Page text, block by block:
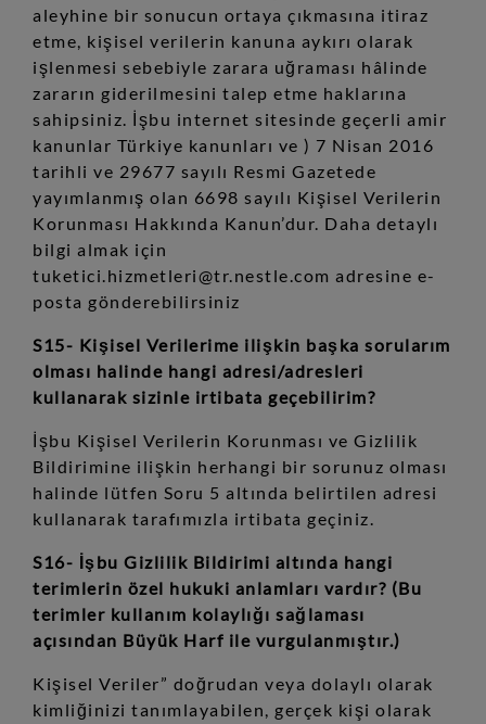
aleyhine bir sonucun ortaya çıkmasına itiraz
etme, kişisel verilerin kanuna aykırı olarak
işlenmesi sebebiyle zarara uğraması hâlinde
zararın giderilmesini talep etme haklarına
sahipsiniz. İşbu internet sitesinde geçerli amir
kanunlar Türkiye kanunları ve ) 7 Nisan 2016
tarihli ve 29677 sayılı Resmi Gazetede
yayımlanmış olan 6698 sayılı Kişisel Verilerin
Korunması Hakkında Kanun’dur. Daha detaylı
bilgi almak için
tuketici.hizmetleri@tr.nestle.com adresine e-
posta gönderebilirsiniz
S15- Kişisel Verilerime ilişkin başka sorularım
olması halinde hangi adresi/adresleri
kullanarak sizinle irtibata geçebilirim?
İşbu Kişisel Verilerin Korunması ve Gizlilik
Bildirimine ilişkin herhangi bir sorunuz olması
halinde lütfen Soru 5 altında belirtilen adresi
kullanarak tarafımızla irtibata geçiniz.
S16- İşbu Gizlilik Bildirimi altında hangi
terimlerin özel hukuki anlamları vardır? (Bu
terimler kullanım kolaylığı sağlaması
açısından Büyük Harf ile vurgulanmıştır.)
Kişisel Veriler” doğrudan veya dolaylı olarak
kimliğinizi tanımlayabilen, gerçek kişi olarak